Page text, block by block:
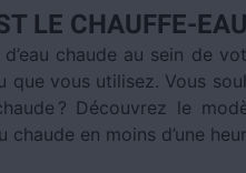
LE CHAUFFE-
chaude au sein de
que vous utilisez. Vous
? Découvrez le
chaude en moins d’une